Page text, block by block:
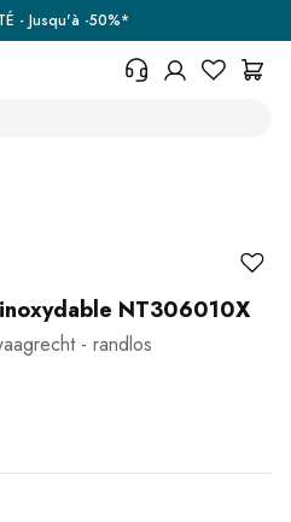
- Jusqu'à -50%*
Centre d'aide (FAQ)
NT306010X
- randlos